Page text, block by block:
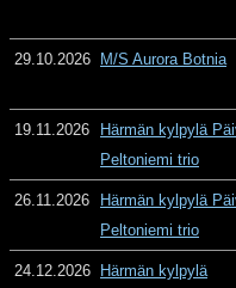
29.10.2026 M/S Aurora Botnia
19.11.2026
Härmän kylpylä
Peltoniemi trio
26.11.2026
Härmän kylpylä
Peltoniemi trio
24.12.2026 Härmän kylpylä